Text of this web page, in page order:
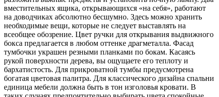
вместительных ящика, открывающихся «на себя», работают
на доводчиках абсолютно бесшумно. Здесь можно хранить
необходимые вещи, которые не следует выставлять на
всеобщее обозрение. Цвет ручки для открывания выдвижного
бокса предлагается в любом оттенке драгметалла. Фасад
тумбочки украшен резными планками по бокам. Касаясь
рукой поверхности дерева, вы ощущаете его теплоту и
бархатистость. Для прикроватной тумбы предусмотрена
богатая цветовая палитра. Для классического дизайна спальни
единица мебели должна быть в тон изголовья кровати. В